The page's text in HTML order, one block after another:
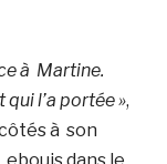
à Martine.
qui l’a portée »,
à son